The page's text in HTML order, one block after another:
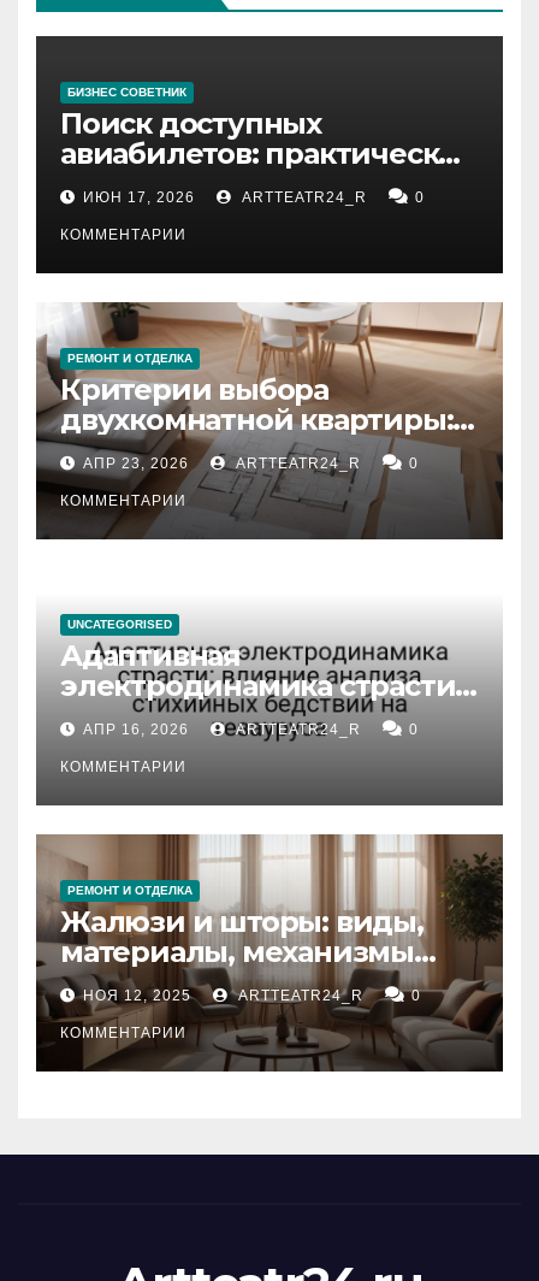
БИЗНЕС СОВЕТНИК
Поиск доступных
авиабилетов: практические
рекомендации
ИЮН 17, 2026 ARTTEATR24_R 0
КОММЕНТАРИИ
РЕМОНТ И ОТДЕЛКА
Критерии выбора
двухкомнатной квартиры:
планировка, площадь,
состояние и документация
АПР 23, 2026 ARTTEATR24_R 0
КОММЕНТАРИИ
UNCATEGORISED
Адаптивная
электродинамика страсти:
влияние анализа
стихийных бедствий на
тезауруса
АПР 16, 2026 ARTTEATR24_R 0
КОММЕНТАРИИ
РЕМОНТ И ОТДЕЛКА
Жалюзи и шторы: виды,
материалы, механизмы
управления и уход
НОЯ 12, 2025 ARTTEATR24_R 0
КОММЕНТАРИИ